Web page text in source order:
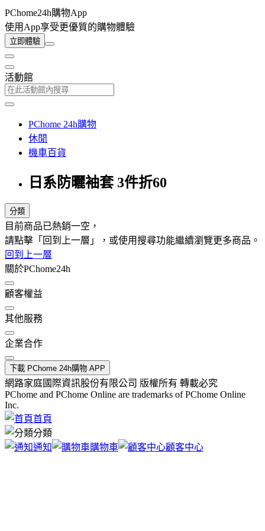
PChome24h購物App
使用App享受更優質的購物體驗
立即體驗
活動館
PChome 24h購物
休閒
機車百貨
日系防曬袖套 3件折60
分類
目前商品已熱銷一空，
請點擊「回到上一層」，或使用搜尋功能繼續瀏覽更多商品。
回到上一層
關於PChome24h
顧客權益
其他服務
企業合作
下載 PChome 24h購物 APP
網路家庭國際資訊股份有限公司 版權所有 轉載必究
PChome and PChome Online are trademarks of PChome Online
Inc.
首頁
分類
通知
購物車 顧客中心